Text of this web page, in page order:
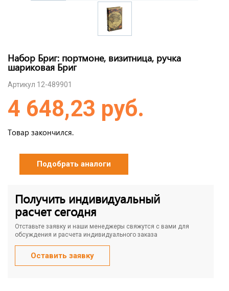
Набор Бриг: портмоне, визитница, ручка
шариковая Бриг
Артикул 12-489901
4 648,23 руб.
Товар закончился.
Подобрать аналоги
Получить индивидуальный
расчет сегодня
Отставьте заявку и наши менеджеры свяжутся с вами для
обсуждения и расчета индивидуального заказа
Оставить заявку